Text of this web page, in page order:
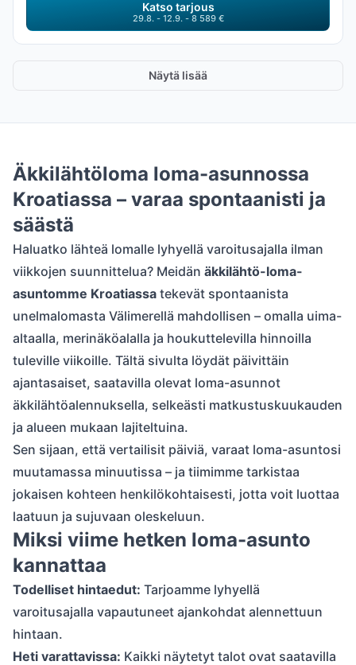
Katso tarjous
29.8. - 12.9. - 8 589 €
Näytä lisää
Äkkilähtöloma loma-asunnossa
Kroatiassa – varaa spontaanisti ja
säästä
Haluatko lähteä lomalle lyhyellä varoitusajalla ilman
viikkojen suunnittelua? Meidän äkkilähtö-loma-
asuntomme Kroatiassa tekevät spontaanista
unelmalomasta Välimerellä mahdollisen – omalla uima-
altaalla, merinäköalalla ja houkuttelevilla hinnoilla
tuleville viikoille. Tältä sivulta löydät päivittäin
ajantasaiset, saatavilla olevat loma-asunnot
äkkilähtöalennuksella, selkeästi matkustuskuukauden
ja alueen mukaan lajiteltuina.
Sen sijaan, että vertailisit päiviä, varaat loma-asuntosi
muutamassa minuutissa – ja tiimimme tarkistaa
jokaisen kohteen henkilökohtaisesti, jotta voit luottaa
laatuun ja sujuvaan oleskeluun.
Miksi viime hetken loma-asunto
kannattaa
Todelliset hintaedut: Tarjoamme lyhyellä
varoitusajalla vapautuneet ajankohdat alennettuun
hintaan.
Heti varattavissa: Kaikki näytetyt talot ovat saatavilla